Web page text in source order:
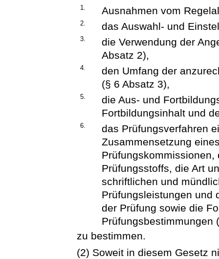
1. Ausnahmen vom
2. das Auswahl- und
3.
die Verwendung der
Absatz 2),
4.
den Umfang der
(§ 6 Absatz 3),
5.
die Aus- und
Fortbildungsinhalt und
6.
das Prüfungsverfahren
Zusammensetzung
Prüfungsstoffs, die Art
schriftlichen und
Prüfungsleistungen und
der Prüfung sowie die
Prüfungsbestimmungen
zu bestimmen.
(2) Soweit in diesem Gesetz